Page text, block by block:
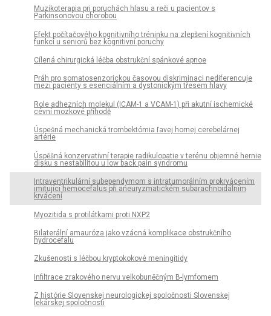
Muzikoterapia pri poruchách hlasu a reči u pacientov s
Parkinsonovou chorobou
Efekt počítačového kognitivního tréninku na zlepšení kognitivních
funkcí u seniorů bez kognitivní poruchy
Cílená chirurgická léčba obstrukční spánkové apnoe
Práh pro somatosenzorickou časovou diskriminaci nediferencuje
mezi pacienty s esenciálním a dystonickým třesem hlavy
Role adhezních molekul (ICAM-1 a VCAM-1) při akutní ischemické
cévní mozkové příhodě
Úspešná mechanická trombektómia ľavej hornej cerebelárnej
artérie
Úspěšná konzervativní terapie radikulopatie v terénu objemné hernie
disku s nestabilitou u low back pain syndromu
Intraventrikulární subependymom s intratumorálním prokrvácením
imitující hemocefalus při aneuryzmatickém subarachnoidálním
krvácení
Myozitida s protilátkami proti NXP2
Bilaterální amauróza jako vzácná komplikace obstrukčního
hydrocefalu
Zkušenosti s léčbou kryptokokové meningitidy
Infiltrace zrakového nervu velkobuněčným B-lymfomem
Z histórie Slovenskej neurologickej spoločnosti Slovenskej
lekárskej spoločnosti